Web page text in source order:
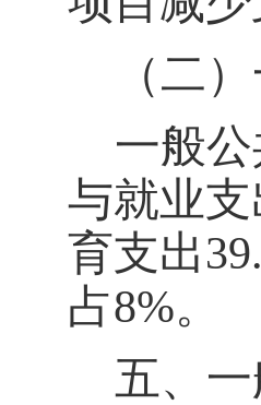
（二
一般
与就业支
育支出
占8%。
五、